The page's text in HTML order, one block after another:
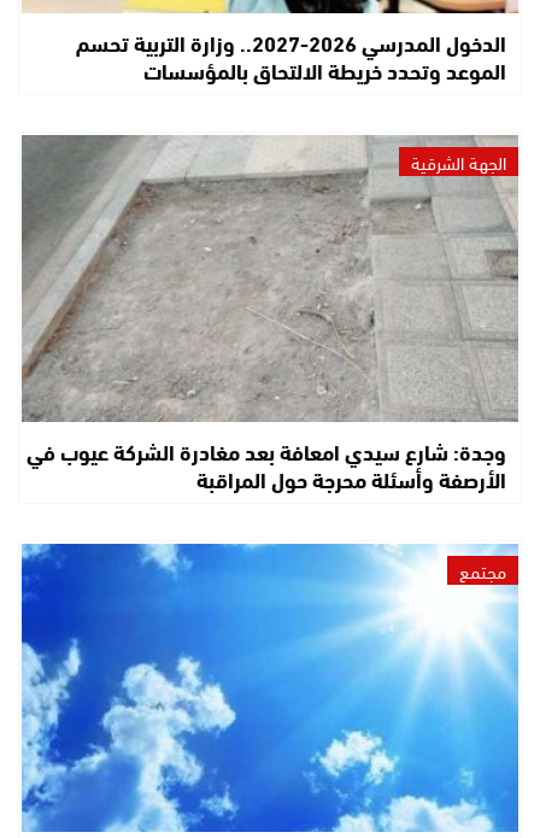
الدخول المدرسي 2026-2027.. وزارة التربية تحسم
الموعد وتحدد خريطة الالتحاق بالمؤسسات
الجهة الشرقية
وجدة: شارع سيدي امعافة بعد مغادرة الشركة عيوب في
الأرصفة وأسئلة محرجة حول المراقبة
مجتمع